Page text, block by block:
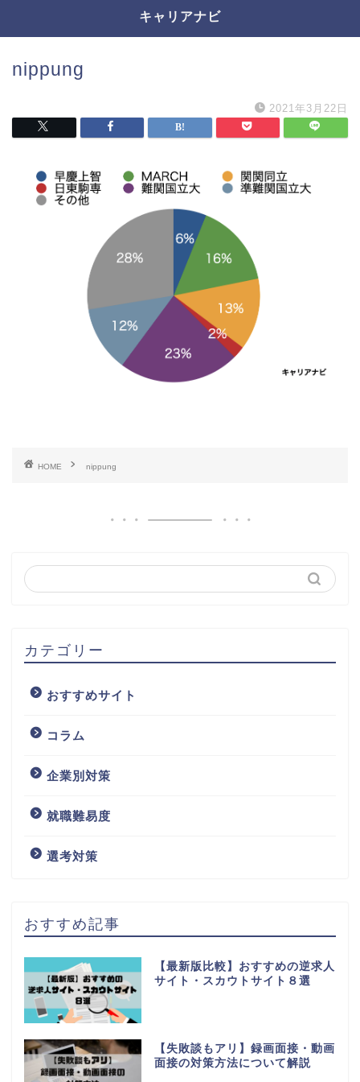
キャリアナビ
nippung
2021年3月22日
HOME nippung
カテゴリー
おすすめサイト
コラム
企業別対策
就職難易度
選考対策
おすすめ記事
【最新版比較】おすすめの逆求人
サイト・スカウトサイト８選
【失敗談もアリ】録画面接・動画
面接の対策方法について解説